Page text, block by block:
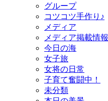
グループ
コツコツ手作り♪
メディア
メディア掲載情報
今日の海
女子旅
女将の日常
子育て奮闘中！
未分類